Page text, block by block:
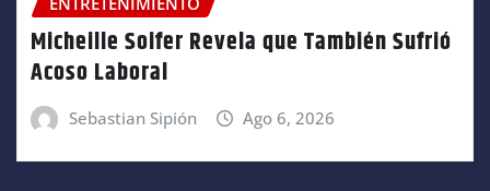
Micheille Soifer Revela que También Sufrió
Acoso Laboral
Sebastian Sipión Ago 6, 2026